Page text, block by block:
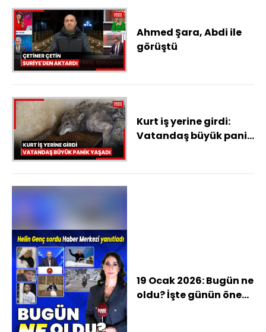
Ahmed Şara, Abdi ile
görüştü
Kurt iş yerine girdi:
Vatandaş büyük panik
19 Ocak 2026: Bugün ne
oldu? İşte günün öne